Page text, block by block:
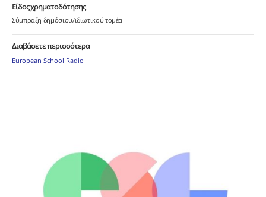
Είδος χρηματοδότησης
Σύμπραξη δημόσιου/ιδιωτικού τομέα
Διαβάσετε περισσότερα
European School Radio